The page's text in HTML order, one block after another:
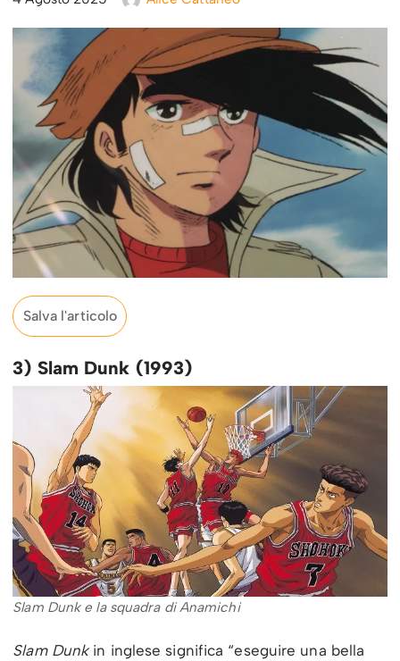
Salva l'articolo
3) Slam Dunk (1993)
Slam Dunk e la squadra di Anamichi
Slam Dunkin inglese significa “eseguire una bella